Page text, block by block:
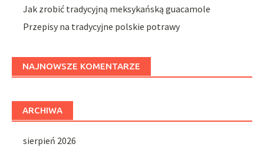
Jak zrobić tradycyjną meksykańską guacamole
Przepisy na tradycyjne polskie potrawy
NAJNOWSZE KOMENTARZE
ARCHIWA
sierpień 2026